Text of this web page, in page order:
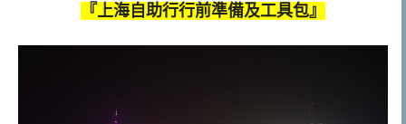
『上海自助行行前準備及工具包』